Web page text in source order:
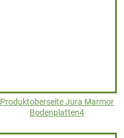
Produktoberseite Jura Marmor
Bodenplatten4